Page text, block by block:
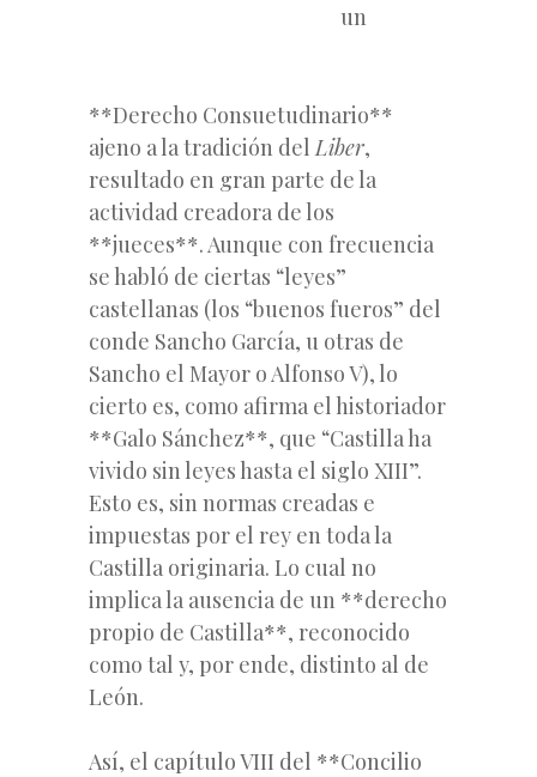
un
**Derecho Consuetudinario**
ajeno a la tradición delLiber,
resultado en gran parte de la
actividad creadora de los
**jueces**. Aunque con frecuencia
se habló de ciertas “leyes”
castellanas (los “buenos fueros” del
conde Sancho García, u otras de
Sancho el Mayor o Alfonso V), lo
cierto es, como afirma el historiador
**Galo Sánchez**, que “Castilla ha
vivido sin leyes hasta el siglo XIII”.
Esto es, sin normas creadas e
impuestas por el rey en toda la
Castilla originaria. Lo cual no
implica la ausencia de un **derecho
propio de Castilla**, reconocido
como tal y, por ende, distinto al de
León.
Así, el capítulo VIII del **Concilio